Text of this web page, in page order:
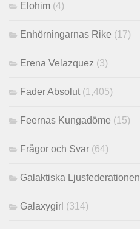
Elohim (4)
Enhörningarnas Rike (17)
Erena Velazquez (3)
Fader Absolut (1,405)
Feernas Kungadöme (15)
Frågor och Svar (64)
Galaktiska Ljusfederationen
Galaxygirl (314)